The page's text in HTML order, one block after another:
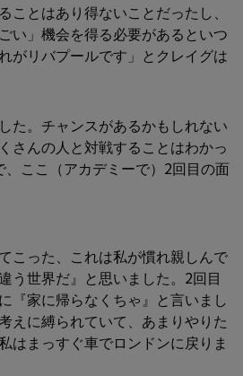
ことはあり得ないことだったし、
い」機会を得る必要があるといつ
がリバプールです」とクレイグは
た。チャンスがあるかもしれない
さんの人と対戦することはわかっ
ここ（アカデミーで）2回目の面
こった、これは私が慣れ親しんで
う世界だ』と思いました。2回目
『家に帰らなくちゃ』と言いまし
えに縛られていて、あまりやりた
はまっすぐ車でロンドンに戻りま